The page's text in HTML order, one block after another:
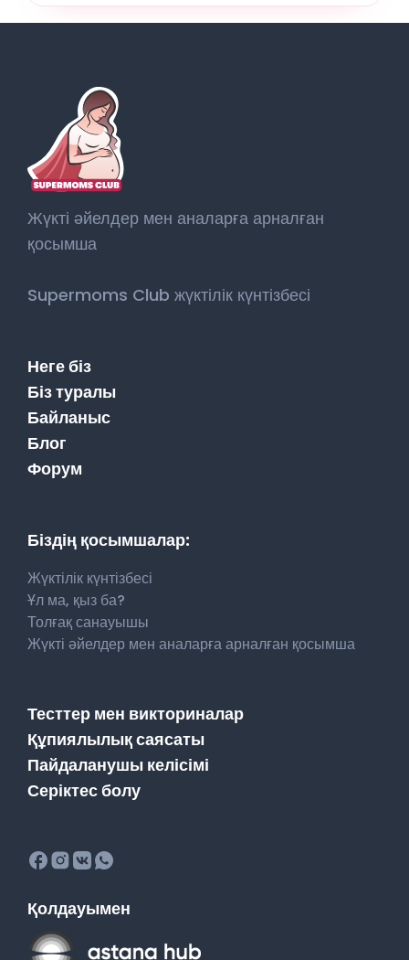
Жүкті әйелдер мен аналарға арналған
қосымша
Supermoms Club жүктілік күнтізбесі
Неге біз
Біз туралы
Байланыс
Блог
Форум
Біздің қосымшалар:
Жүктілік күнтізбесі
Ұл ма, қыз ба?
Толғақ санауышы
Жүкті әйелдер мен аналарға арналған қосымша
Тесттер мен викториналар
Құпиялылық саясаты
Пайдаланушы келісімі
Серіктес болу
Қолдауымен